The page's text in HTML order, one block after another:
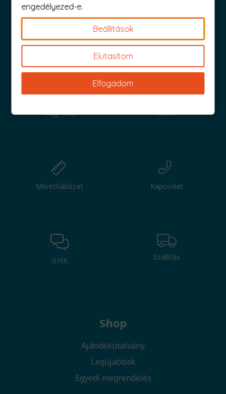
Iratkozz fel és küldjük is az 1000 Ft értékű kuponod!
Nagy tétel Csere
Mérettáblázat Kapcsolat
GYIK Szállítás
Shop
Ajándékutalvány
Legújabbak
Egyedi megrendelés
engedélyezed-e.
Beállítások
Elutasítom
Elfogadom